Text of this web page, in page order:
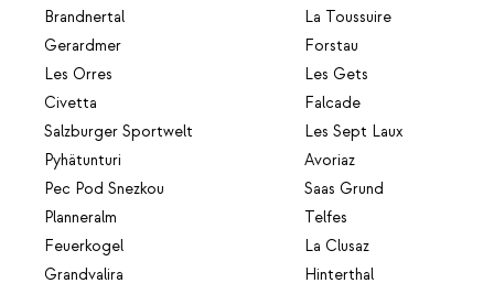
Brandnertal
Gerardmer
Les Orres
Civetta
Salzburger Sportwelt
Pyhätunturi
Pec Pod Snezkou
Planneralm
Feuerkogel
Grandvalira
La Toussuire
Forstau
Les Gets
Falcade
Les Sept Laux
Avoriaz
Saas Grund
Telfes
La Clusaz
Hinterthal